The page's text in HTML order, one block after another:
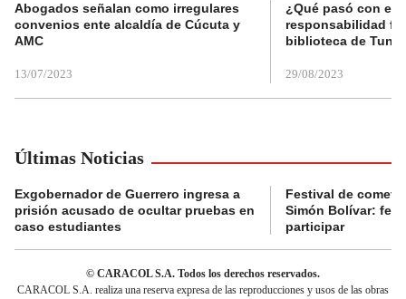
Abogados señalan como irregulares
convenios ente alcaldía de Cúcuta y
AMC
13/07/2023
¿Qué pasó con el
responsabilidad
biblioteca de
29/08/2023
Últimas Noticias
Exgobernador de Guerrero ingresa a
prisión acusado de ocultar pruebas en
caso estudiantes
Festival de
Simón Bolívar:
participar
© CARACOL S.A. Todos los derechos reservados.
CARACOL S.A. realiza una reserva expresa de las reproducciones y usos de las obras